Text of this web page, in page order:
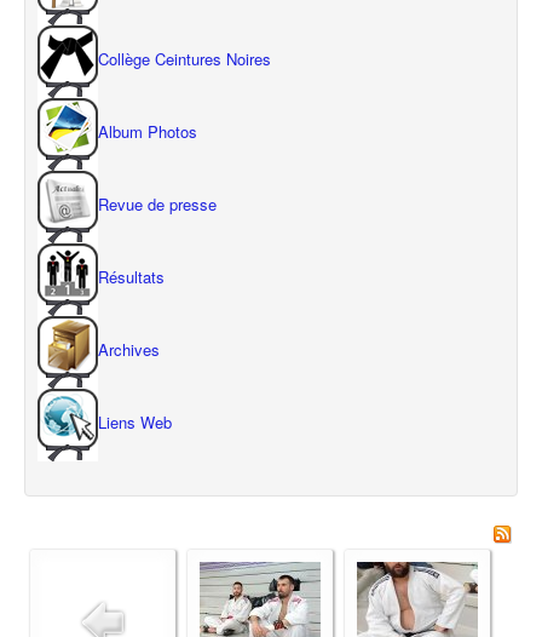
Collège Ceintures Noires
Album Photos
Revue de presse
Résultats
Archives
Liens Web